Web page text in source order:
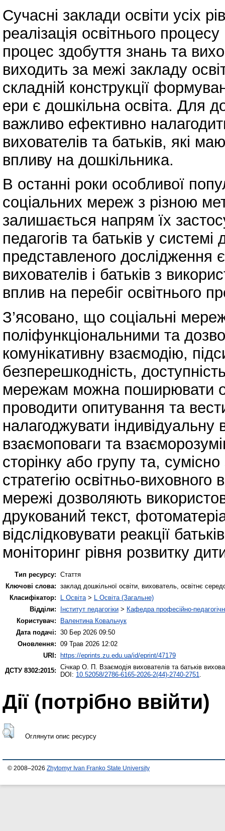
Сучасні заклади освіти усіх
реалізація освітнього
процес здобуття знань та
виходить за межі закладу
складній конструкції
ери є дошкільна освіта. Для
важливо ефективно
вихователів та батьків, які
впливу на дошкільника.
В останні роки особливої
соціальних мереж з різною
залишається напрям їх
педагогів та батьків у
представленого дослідження
вихователів і батьків з
вплив на перебіг освітнього
З’ясовано, що соціальні
поліфункціональними та
комунікативну взаємодію,
безперешкодність,
мережам можна поширювати
проводити опитування та
налагоджувати
взаємоповаги та
сторінку або групу та,
стратегію освітньо-
мережі дозволяють
друкований текст,
відслідковувати реакції
моніторинг рівня розвитку
Тип ресурсу: Стаття
Ключові слова: заклад дошкільної освіти, вихователь, освітнє
Класифікатор:
L Освіта> L Освіта (Загальне)
Відділи:
Інститут педагогіки > Кафедра професійно-
Користувач:
Валентина Ковальчук
Дата подачі: 30 Бер 2026 09:50
Оновлення: 09 Трав 2026 12:02
URI:
https://eprints.zu.edu.ua/id/eprint/47179
ДСТУ 8302:2015: Січкар О. П. Взаємодія вихователів та батьків
DOI: 10.52058/2786-6165-2026-2(44)-2740-2751.
Дії ​​(потрібно ввійти)
Оглянути опис ресурсу
© 2008–2026 Zhytomyr Ivan Franko State University